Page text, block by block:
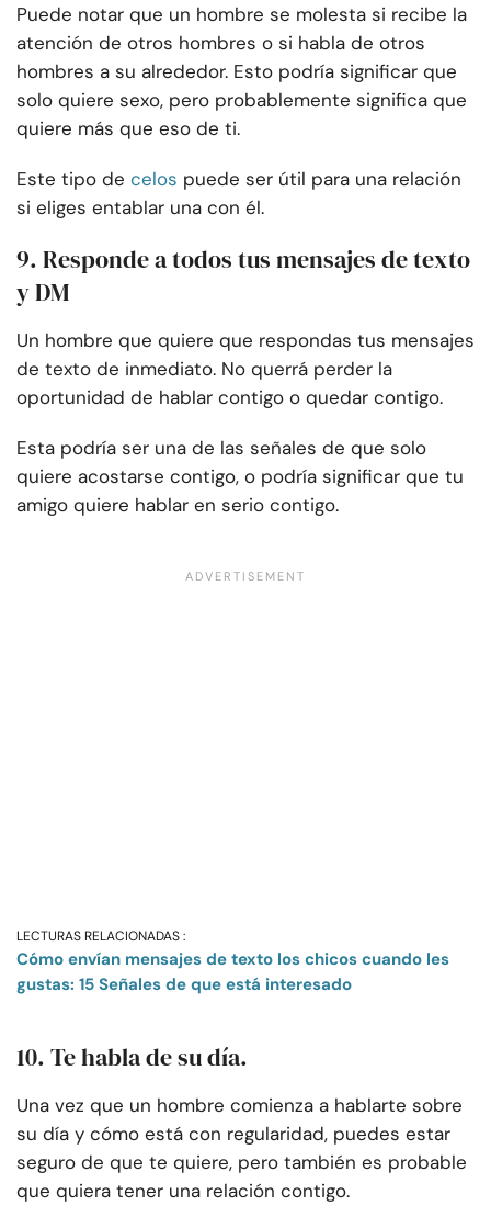
Puede notar que un hombre se molesta si recibe la
atención de otros hombres o si habla de otros
hombres a su alrededor. Esto podría significar que
solo quiere sexo, pero probablemente significa que
quiere más que eso de ti.
Este tipo de celos puede ser útil para una relación
si eliges entablar una con él.
9. Responde a todos tus mensajes de texto
y DM
Un hombre que quiere que respondas tus mensajes
de texto de inmediato. No querrá perder la
oportunidad de hablar contigo o quedar contigo.
Esta podría ser una de las señales de que solo
quiere acostarse contigo, o podría significar que tu
amigo quiere hablar en serio contigo.
LECTURAS RELACIONADAS :
Cómo envían mensajes de texto los chicos cuando les
gustas: 15 Señales de que está interesado
10. Te habla de su día.
Una vez que un hombre comienza a hablarte sobre
su día y cómo está con regularidad, puedes estar
seguro de que te quiere, pero también es probable
que quiera tener una relación contigo.